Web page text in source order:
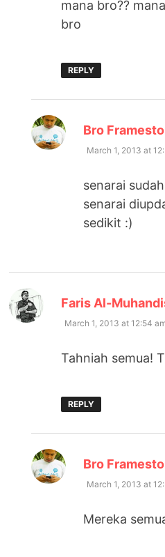
mana bro??
bro
REPLY
Bro
March 1, 2013 at
senarai
senarai
sedikit :)
Faris Al-
March 1, 2013 at 12:54
Tahniah semua!
REPLY
Bro
March 1, 2013 at
Mereka